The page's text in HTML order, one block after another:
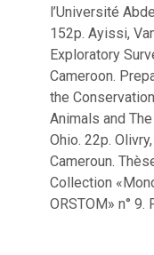
l’Université
152p. Ayissi,
Exploratory
Cameroon.
the
Animals and
Ohio. 22p.
Cameroun.
Collection
ORSTOM» n° 9.